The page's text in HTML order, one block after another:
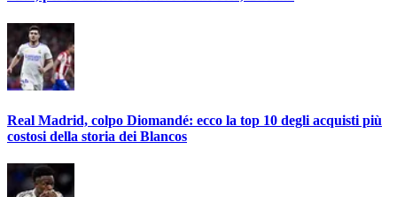
Real Madrid, colpo Diomandé: ecco la top 10 degli acquisti più
costosi della storia dei Blancos